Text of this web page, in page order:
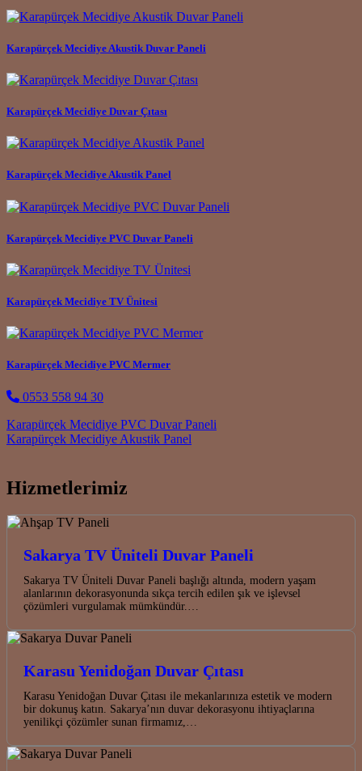
Karapürçek Mecidiye Akustik Duvar Paneli
Karapürçek Mecidiye Duvar Çıtası
Karapürçek Mecidiye Akustik Panel
Karapürçek Mecidiye PVC Duvar Paneli
Karapürçek Mecidiye TV Ünitesi
Karapürçek Mecidiye PVC Mermer
0553 558 94 30
Post navigation
Karapürçek Mecidiye PVC Duvar Paneli
Karapürçek Mecidiye Akustik Panel
Hizmetlerimiz
Sakarya TV Üniteli Duvar Paneli
Sakarya TV Üniteli Duvar Paneli başlığı altında, modern yaşam
alanlarının dekorasyonunda sıkça tercih edilen şık ve işlevsel
çözümleri vurgulamak mümkündür.…
Karasu Yenidoğan Duvar Çıtası
Karasu Yenidoğan Duvar Çıtası ile mekanlarınıza estetik ve modern
bir dokunuş katın. Sakarya’nın duvar dekorasyonu ihtiyaçlarına
yenilikçi çözümler sunan firmamız,…